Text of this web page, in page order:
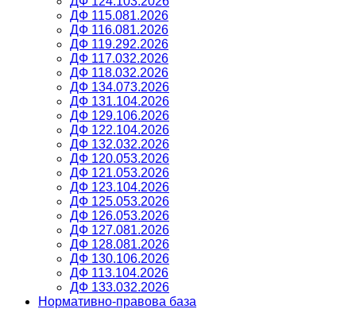
ДФ 115.081.2026
ДФ 116.081.2026
ДФ 119.292.2026
ДФ 117.032.2026
ДФ 118.032.2026
ДФ 134.073.2026
ДФ 131.104.2026
ДФ 129.106.2026
ДФ 122.104.2026
ДФ 132.032.2026
ДФ 120.053.2026
ДФ 121.053.2026
ДФ 123.104.2026
ДФ 125.053.2026
ДФ 126.053.2026
ДФ 127.081.2026
ДФ 128.081.2026
ДФ 130.106.2026
ДФ 113.104.2026
ДФ 133.032.2026
Нормативно-правова база